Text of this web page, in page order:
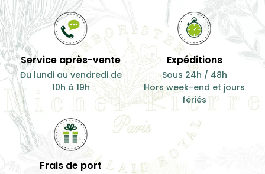
Service après-vente
Du lundi au vendredi de
10h à 19h
Expéditions
Sous 24h / 48h
Hors week-end et jours
fériés
Frais de port